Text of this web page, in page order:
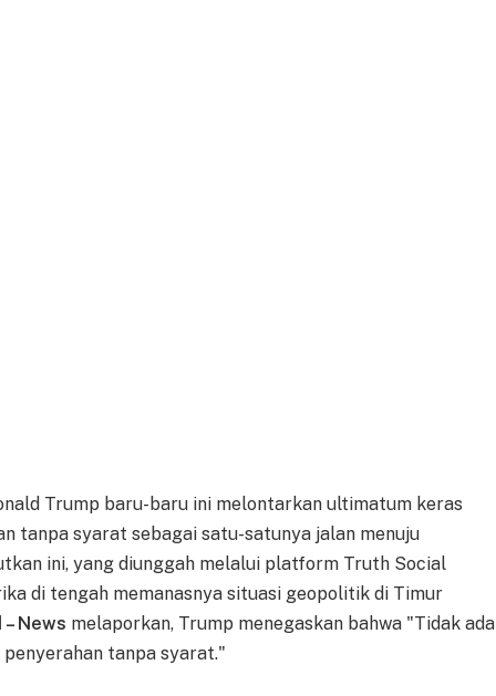
Trump baru-baru ini melontarkan ultimatum keras
tanpa syarat sebagai satu-satunya jalan menuju
ini, yang diunggah melalui platform Truth Social
di tengah memanasnya situasi geopolitik di Timur
News melaporkan, Trump menegaskan bahwa "Tidak ada
tanpa syarat."